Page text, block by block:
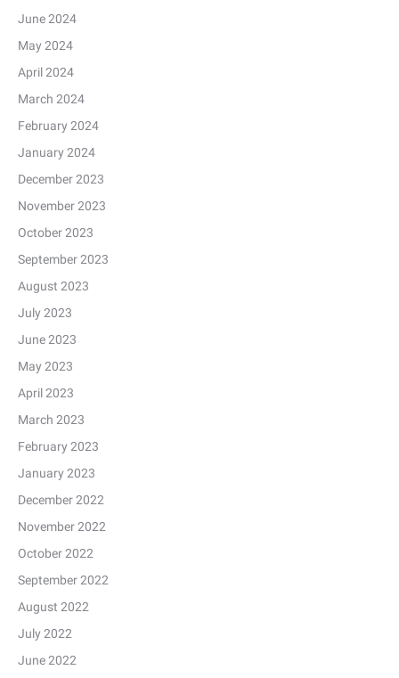
June 2024
May 2024
April 2024
March 2024
February 2024
January 2024
December 2023
November 2023
October 2023
September 2023
August 2023
July 2023
June 2023
May 2023
April 2023
March 2023
February 2023
January 2023
December 2022
November 2022
October 2022
September 2022
August 2022
July 2022
June 2022